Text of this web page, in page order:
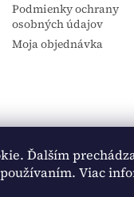
Ďalším
Viac
Podmienky ochrany
osobných údajov
Moja objednávka